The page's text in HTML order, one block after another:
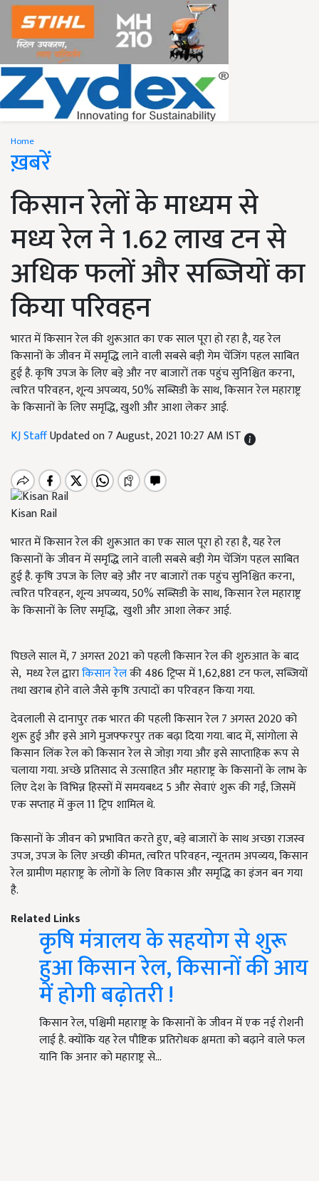
Home
ख़बरें
किसान रेलों के माध्यम से
मध्य रेल ने 1.62 लाख टन से
अधिक फलों और सब्जियों का
किया परिवहन
भारत में किसान रेल की शुरूआत का एक साल पूरा हो रहा है, यह रेल
किसानों के जीवन में समृद्धि लाने वाली सबसे बड़ी गेम चेंजिंग पहल साबित
हुई है. कृषि उपज के लिए बड़े और नए बाजारों तक पहुंच सुनिश्चित करना,
त्वरित परिवहन, शून्य अपव्यय, 50% सब्सिडी के साथ, किसान रेल महाराष्ट्र
के किसानों के लिए समृद्धि, खुशी और आशा लेकर आई.
KJ StaffUpdated on 7 August, 2021 10:27 AM IST
Kisan Rail
भारत में किसान रेल की शुरूआत का एक साल पूरा हो रहा है, यह रेल
किसानों के जीवन में समृद्धि लाने वाली सबसे बड़ी गेम चेंजिंग पहल साबित
हुई है. कृषि उपज के लिए बड़े और नए बाजारों तक पहुंच सुनिश्चित करना,
त्वरित परिवहन, शून्य अपव्यय, 50% सब्सिडी के साथ, किसान रेल महाराष्ट्र
के किसानों के लिए समृद्धि, खुशी और आशा लेकर आई.
पिछले साल में, 7 अगस्त 2021 को पहली किसान रेल की शुरुआत के बाद
से, मध्य रेल द्वाराकिसान रेलकी 486 ट्रिप्स में 1,62,881 टन फल, सब्जियों
तथा खराब होने वाले जैसे कृषि उत्पादों का परिवहन किया गया.
देवलाली से दानापुर तक भारत की पहली किसान रेल 7 अगस्त 2020 को
शुरू हुई और इसे आगे मुजफ्फरपुर तक बढ़ा दिया गया. बाद में, सांगोला से
किसान लिंक रेल को किसान रेल से जोड़ा गया और इसे साप्ताहिक रूप से
चलाया गया. अच्छे प्रतिसाद से उत्साहित और महाराष्ट्र के किसानों के लाभ के
लिए देश के विभिन्न हिस्सों में समयबध्द 5 और सेवाएं शुरू की गईं, जिसमें
एक सप्ताह में कुल 11 ट्रिप शामिल थे.
किसानों के जीवन को प्रभावित करते हुए, बड़े बाजारों के साथ अच्छा राजस्व
उपज, उपज के लिए अच्छी कीमत, त्वरित परिवहन, न्यूनतम अपव्यय, किसान
रेल ग्रामीण महाराष्ट्र के लोगों के लिए विकास और समृद्धि का इंजन बन गया
है.
Related Links
कृषि मंत्रालय के सहयोग से शुरू
हुआ किसान रेल, किसानों की आय
में होगी बढ़ोतरी !
किसान रेल, पश्चिमी महाराष्ट्र के किसानों के जीवन में एक नई रोशनी
लाई है. क्योंकि यह रेल पौष्टिक प्रतिरोधक क्षमता को बढ़ाने वाले फल
यानि कि अनार को महाराष्ट्र से…